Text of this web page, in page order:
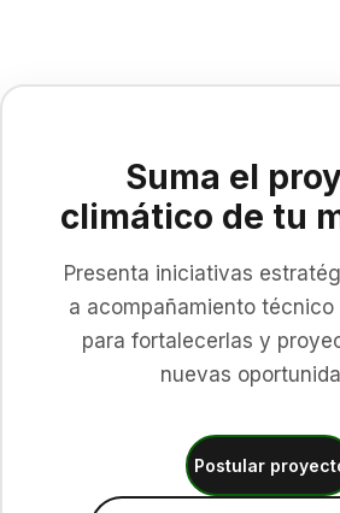
Suma el
climático de tu
Presenta iniciativas
a acompañamiento técnico
para fortalecerlas y
nuevas
Postular